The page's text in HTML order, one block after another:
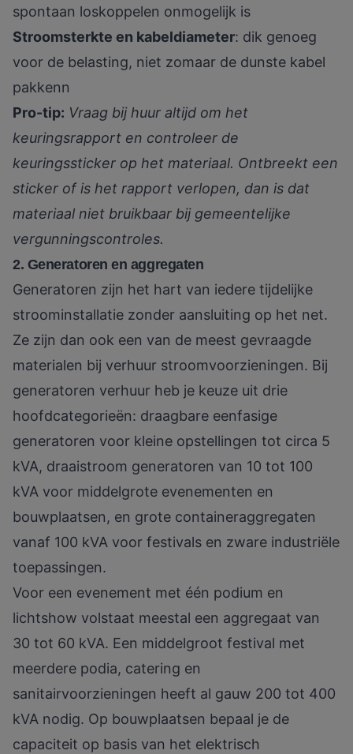
spontaan loskoppelen onmogelijk is
Stroomsterkte en kabeldiameter: dik genoeg
voor de belasting, niet zomaar de dunste kabel
pakkenn
Pro-tip: Vraag bij huur altijd om het
keuringsrapport en controleer de
keuringssticker op het materiaal. Ontbreekt een
sticker of is het rapport verlopen, dan is dat
materiaal niet bruikbaar bij gemeentelijke
vergunningscontroles.
2. Generatoren en aggregaten
Generatoren zijn het hart van iedere tijdelijke
stroominstallatie zonder aansluiting op het net.
Ze zijn dan ook een van de meest gevraagde
materialen bij verhuur stroomvoorzieningen. Bij
generatoren verhuur heb je keuze uit drie
hoofdcategorieën: draagbare eenfasige
generatoren voor kleine opstellingen tot circa 5
kVA, draaistroom generatoren van 10 tot 100
kVA voor middelgrote evenementen en
bouwplaatsen, en grote containeraggregaten
vanaf 100 kVA voor festivals en zware industriële
toepassingen.
Voor een evenement met één podium en
lichtshow volstaat meestal een aggregaat van
30 tot 60 kVA. Een middelgroot festival met
meerdere podia, catering en
sanitairvoorzieningen heeft al gauw 200 tot 400
kVA nodig. Op bouwplaatsen bepaal je de
capaciteit op basis van het elektrisch